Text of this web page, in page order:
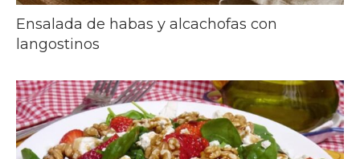
Ensalada de habas y alcachofas con
langostinos